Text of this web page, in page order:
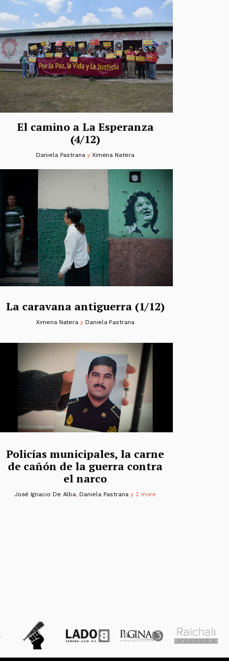
El camino a La Esperanza
(4/12)
Daniela Pastranay Ximena Natera
La caravana antiguerra (1/12)
Ximena Natera y Daniela Pastrana
Policías municipales, la carne
de cañón de la guerra contra
el narco
José Ignacio De Alba, Daniela Pastranay 2 more